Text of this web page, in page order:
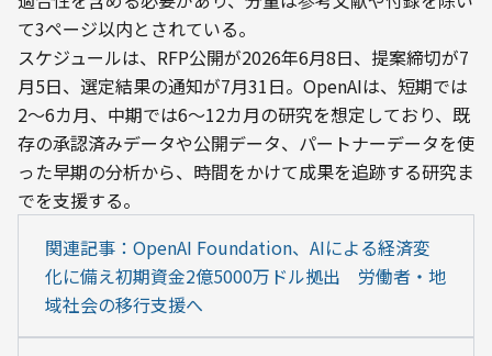
て3ページ以内とされている。
スケジュールは、RFP公開が2026年6月8日、提案締切が7
月5日、選定結果の通知が7月31日。OpenAIは、短期では
2〜6カ月、中期では6〜12カ月の研究を想定しており、既
存の承認済みデータや公開データ、パートナーデータを使
った早期の分析から、時間をかけて成果を追跡する研究ま
でを支援する。
関連記事：OpenAI Foundation、AIによる経済変
化に備え初期資金2億5000万ドル拠出　労働者・地
域社会の移行支援へ